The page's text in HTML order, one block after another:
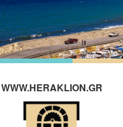
WWW.HERAKLION.GR